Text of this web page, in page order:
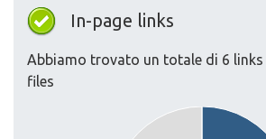
In-page links
Abbiamo trovato un totale di 6 links
files